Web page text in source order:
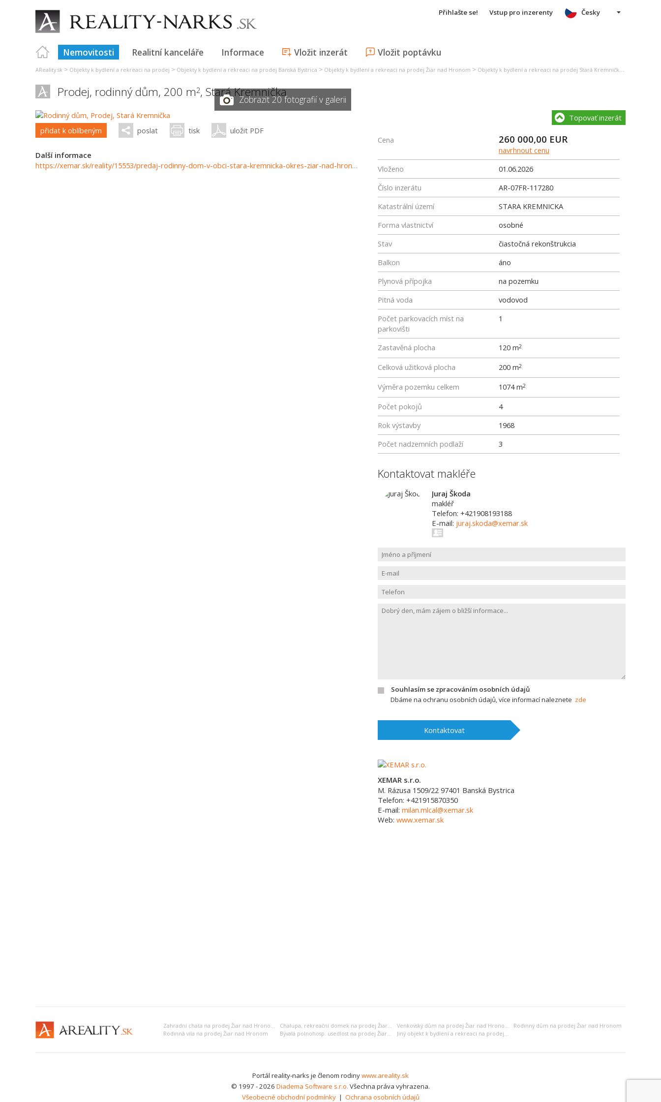
Přihlašte se! Vstup pro inzerenty
Nemovitosti Realitní kanceláře Informace Vložit inzerát Vložit poptávku
Česky
AReality.sk > Objekty k bydlení a rekreaci na prodej > Objekty k bydlení a rekreaci na prodej Banská Bystrica > Objekty k bydlení a rekreaci na prodej Žiar nad Hronom > Objekty k bydlení a rekreaci na prodej Stará Kremnička >
Prodej, rodinný dům, 200 m2, Stará Kremnička
Zobrazit 20 fotografií v galerii
přidat k oblíbeným poslat tisk uložit PDF
Další informace
https://xemar.sk/reality/15553/predaj-rodinny-dom-v-obci-stara-kremnicka-okres-ziar-nad-hronom
Topovať inzerát
Cena 260 000,00 EUR
navrhnout cenu
Vloženo
01.06.2026
Číslo inzerátu
AR-07FR-117280
Katastrální území
STARA KREMNICKA
Forma vlastnictví
osobné
Stav
čiastočná rekonštrukcia
Balkon
áno
Plynová přípojka
na pozemku
Pitná voda
vodovod
Počet parkovacích míst na
parkovišti
1
Zastavěná plocha 120 m2
Celková užitková plocha 200 m2
Výměra pozemku celkem 1074 m2
Počet pokojů
4
Rok výstavby
1968
Počet nadzemních podlaží
3
Kontaktovat makléře
Juraj Škoda
makléř
Telefon: +421908193188
E-mail: juraj.skoda@xemar.sk
Souhlasím se zpracováním osobních údajů
Dbáme na ochranu osobních údajů, více informací naleznete zde
Kontaktovat
XEMAR s.r.o.
M. Rázusa 1509/22 97401 Banská Bystrica
Telefon: +421915870350
E-mail: milan.mlcal@xemar.sk
Web: www.xemar.sk
Zahradní chata na prodej Žiar nad Hronom Chalupa, rekreační domek na prodej Žiar nad Hronom Venkovský dům na prodej Žiar nad Hronom
Rodinný dům na prodej Žiar nad Hronom
Rodinná vila na prodej Žiar nad Hronom
Bývalá polnohosp. usedlost na prodej Žiar nad Hronom Jiný objekt k bydlení a rekreaci na prodej Žiar nad Hronom
Portál reality-narks je členom rodinywww.areality.sk
© 1997 - 2026 Diadema Software s.r.o. Všechna práva vyhrazena.
Všeobecné obchodní podmínky | Ochrana osobních údajů